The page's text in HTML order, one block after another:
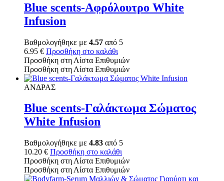
Blue scents-Αφρόλουτρο White
Infusion
Βαθμολογήθηκε με 4.57 από 5
6.95 € Προσθήκη στο καλάθι
Προσθήκη στη Λίστα Επιθυμιών
Προσθήκη στη Λίστα Επιθυμιών
ΑΝΔΡΑΣ
Blue scents-Γαλάκτωμα Σώματος
White Infusion
Βαθμολογήθηκε με 4.83 από 5
10.20 € Προσθήκη στο καλάθι
Προσθήκη στη Λίστα Επιθυμιών
Προσθήκη στη Λίστα Επιθυμιών